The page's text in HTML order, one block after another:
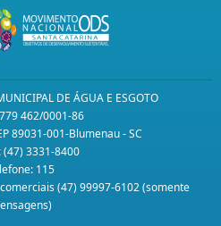
DE ÁGUA E ESGOTO
462/0001-86
89031-001-Blumenau - SC
(47) 3331-8400
115
(47) 99997-6102 (somente